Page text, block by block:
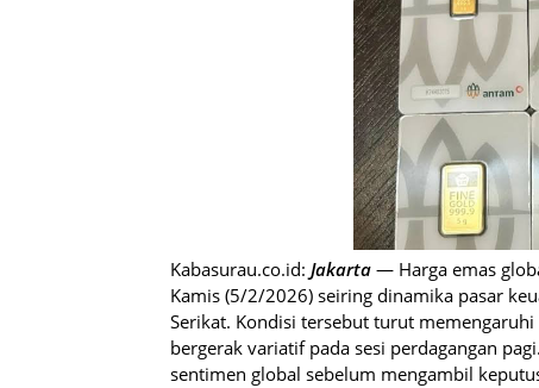
Kabasurau.co.id: Jakarta — Harga emas
Kamis (5/2/2026) seiring dinamika pasar
Serikat. Kondisi tersebut turut
bergerak variatif pada sesi perdagangan
sentimen global sebelum mengambil